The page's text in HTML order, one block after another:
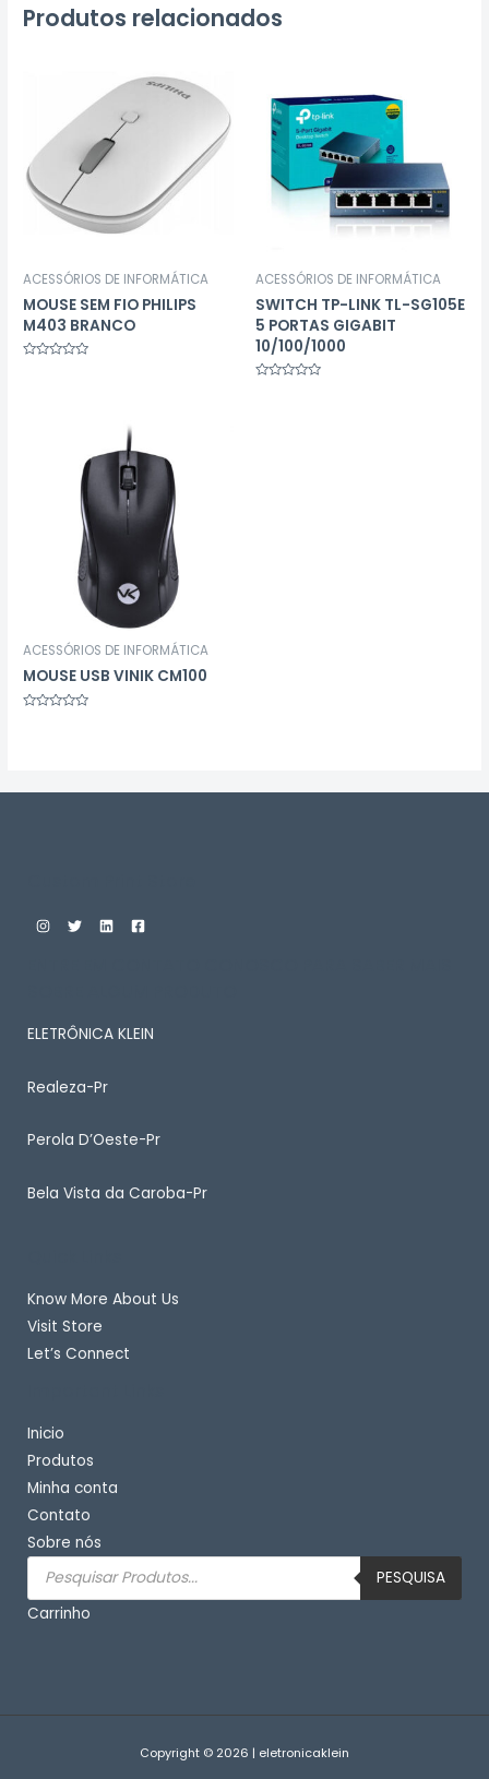
Produtos relacionados
ACESSÓRIOS DE INFORMÁTICA
MOUSE SEM FIO PHILIPS
M403 BRANCO
ACESSÓRIOS DE INFORMÁTICA
SWITCH TP-LINK TL-SG105E
5 PORTAS GIGABIT
10/100/1000
ACESSÓRIOS DE INFORMÁTICA
MOUSE USB VINIK CM100
ELETRÔNICA KLEIN
Realeza-Pr
Perola D’Oeste-Pr
Bela Vista da Caroba-Pr
Know More About Us
Visit Store
Let’s Connect
Inicio
Produtos
Minha conta
Contato
Sobre nós
Pesquisar
produtos
PESQUISA
Carrinho
Copyright © 2026 | eletronicaklein